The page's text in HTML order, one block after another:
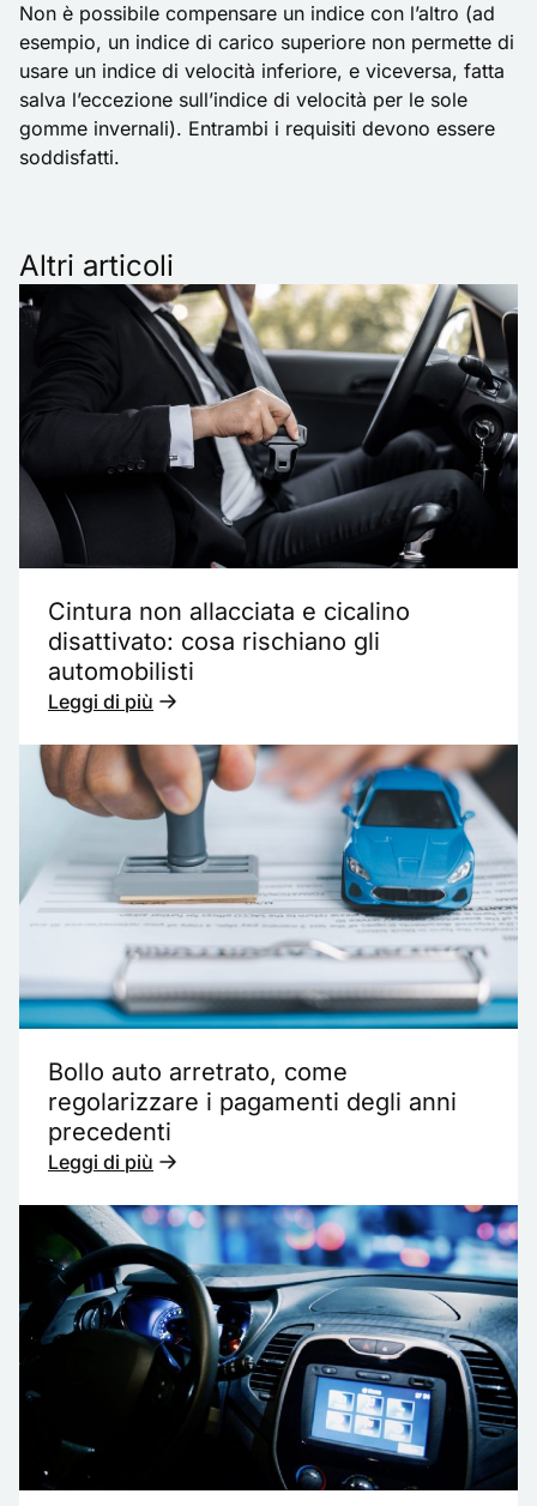
Non è possibile compensare un indice con l’altro (ad
esempio, un indice di carico superiore non permette di
usare un indice di velocità inferiore, e viceversa, fatta
salva l’eccezione sull’indice di velocità per le sole
gomme invernali). Entrambi i requisiti devono essere
soddisfatti.
Altri articoli
Cintura non allacciata e cicalino
disattivato: cosa rischiano gli
automobilisti
Leggi di più
Bollo auto arretrato, come
regolarizzare i pagamenti degli anni
precedenti
Leggi di più